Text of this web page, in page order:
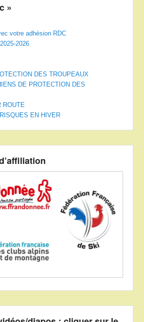
»
votre adhésion RDC
2026
DES TROUPEAUX
DE PROTECTION DES
ROUTE
EN HIVER